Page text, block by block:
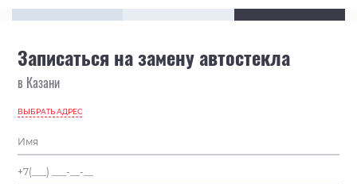
Записаться на замену автостекла
в Казани
ВЫБРАТЬ АДРЕС